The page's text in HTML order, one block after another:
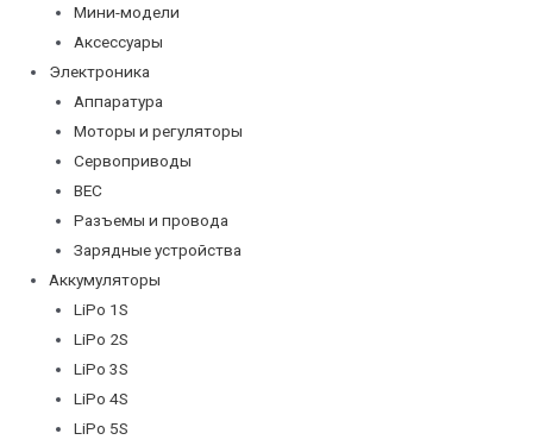
Мини-модели
Аксессуары
Электроника
Аппаратура
Моторы и регуляторы
Сервоприводы
BEC
Разъемы и провода
Зарядные устройства
Аккумуляторы
LiPo 1S
LiPo 2S
LiPo 3S
LiPo 4S
LiPo 5S